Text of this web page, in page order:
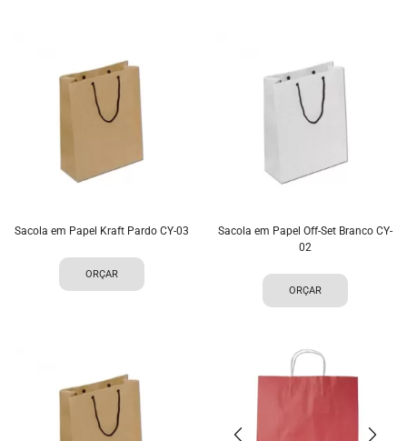
Sacola em Papel Kraft Pardo CY-03
ORÇAR
Sacola em Papel Off-Set Branco CY-
02
ORÇAR